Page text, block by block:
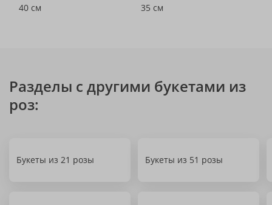
40 см
35 см
Разделы с другими букетами из
роз:
Букеты из 21 розы Букеты из 51 розы